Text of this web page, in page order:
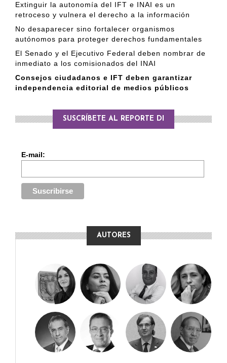
Extinguir la autonomía del IFT e INAI es un
retroceso y vulnera el derecho a la información
No desaparecer sino fortalecer organismos
autónomos para proteger derechos fundamentales
El Senado y el Ejecutivo Federal deben nombrar de
inmediato a los comisionados del INAI
Consejos ciudadanos e IFT deben garantizar
independencia editorial de medios públicos
SUSCRÍBETE AL REPORTE DI
E-mail:
AUTORES